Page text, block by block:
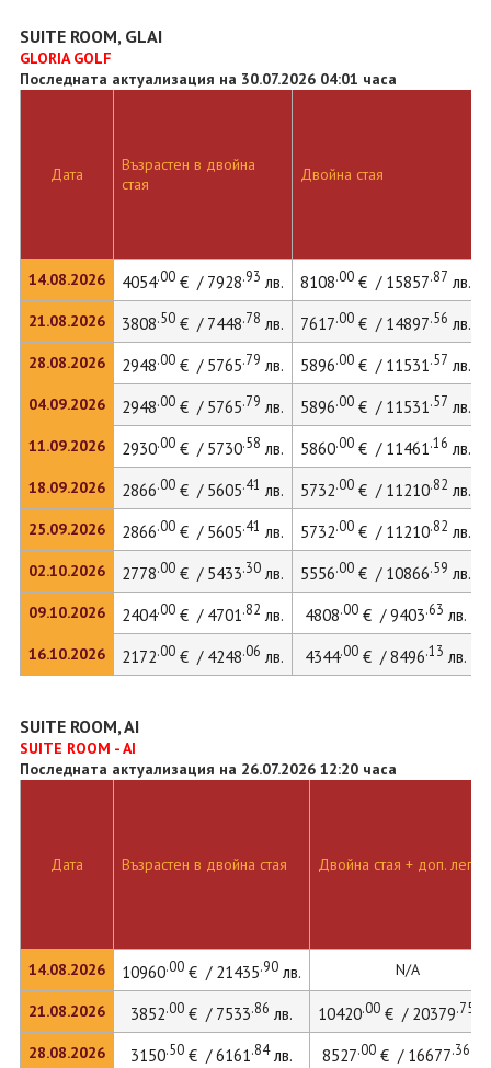
SUITE ROOM, GLAI
GLORIA GOLF
Последната актуализация на 30.07.2026 04:01 часа
Дата
14.08.2026
21.08.2026
28.08.2026
04.09.2026
11.09.2026
18.09.2026
25.09.2026
02.10.2026
09.10.2026
16.10.2026
Възрастен в двойна
стая
Двойна стая
4054.00€ / 7928.93 лв. 8108.00€ / 15857.87 лв.
3808.50€ / 7448.78 лв. 7617.00€ / 14897.56 лв.
2948.00€ / 5765.79 лв. 5896.00€ / 11531.57 лв.
2948.00€ / 5765.79 лв. 5896.00€ / 11531.57 лв.
2930.00€ / 5730.58 лв. 5860.00€ / 11461.16 лв.
2866.00€ / 5605.41 лв. 5732.00€ / 11210.82 лв.
2866.00€ / 5605.41 лв. 5732.00€ / 11210.82 лв.
2778.00€ / 5433.30лв. 5556.00€ / 10866.59 лв.
2404.00€ / 4701.82 лв. 4808.00€ / 9403.63 лв.
2172.00€ / 4248.06 лв. 4344.00€ / 8496.13 лв.
SUITE ROOM, AI
SUITE ROOM - AI
Последната актуализация на 26.07.2026 12:20 часа
Дата
14.08.2026
21.08.2026
28.08.2026
Възрастен в двойна стая Двойна стая + доп. легло
10960.00€ / 21435.90лв. N/A
3852.00€ / 7533.86 лв. 10420.00€ / 20379.75
3150.50€ / 6161.84лв. 8527.00€ / 16677.36